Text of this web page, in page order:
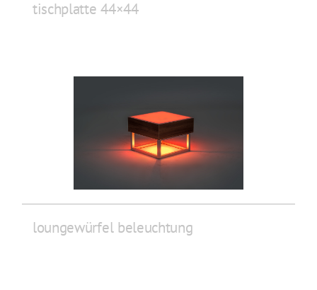
tischplatte 44×44
loungewürfel beleuchtung